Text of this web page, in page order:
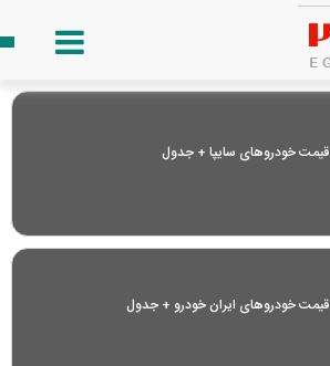
قیمت خودرو‌های سایپا + جدول
قیمت خودرو‌های ایران خودرو + جدول